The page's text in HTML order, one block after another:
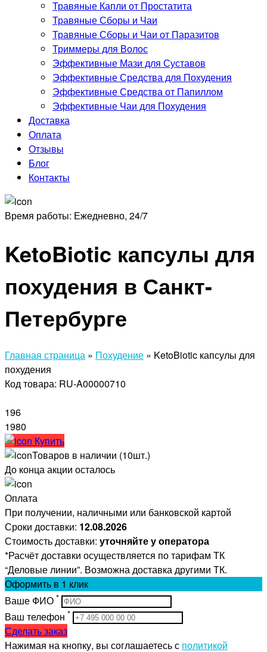
Травяные Капли от Простатита
Травяные Сборы и Чаи
Травяные Сборы и Чаи от Паразитов
Триммеры для Волос
Эффективные Мази для Суставов
Эффективные Средства для Похудения
Эффективные Средства от Папиллом
Эффективные Чаи для Похудения
Доставка
Оплата
Отзывы
Блог
Контакты
Время работы: Ежедневно, 24/7
KetoBiotic капсулы для
похудения в Санкт-
Петербурге
Главная страница » Похудение » KetoBiotic капсулы для
похудения
Код товара: RU-A00000710
196
1980
Купить
Товаров в наличии (10шт.)
До конца акции осталось
Оплата
При получении, наличными или банковской картой
Сроки доставки: 12.08.2026
Стоимость доставки: уточняйте у оператора
*Расчёт доставки осуществляется по тарифам ТК
“Деловые линии”. Возможна доставка другими ТК.
Оформить в 1 клик
Ваше ФИО *
Ваш телефон *
Сделать заказ
Нажимая на кнопку, вы соглашаетесь с политикой